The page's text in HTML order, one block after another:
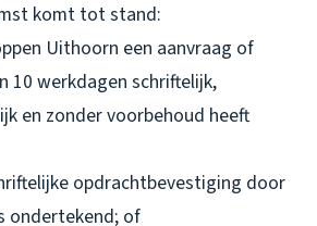
komt tot stand:
Uithoorn een aanvraag of
10 werkdagen schriftelijk,
en zonder voorbehoud heeft
opdrachtbevestiging door
ondertekend; of